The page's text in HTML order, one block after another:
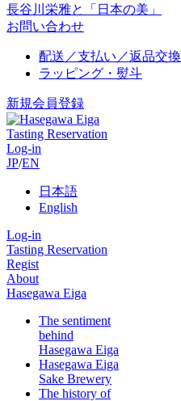
長谷川栄雅と「日本の美」
お問い合わせ
配送／支払い／返品交換
ラッピング・熨斗
新規会員登録
Tasting Reservation
Log-in
JP/EN
日本語
English
Log-in
Tasting Reservation
Regist
About
Hasegawa Eiga
The sentiment
behind
Hasegawa Eiga
Hasegawa Eiga
Sake Brewery
The history of